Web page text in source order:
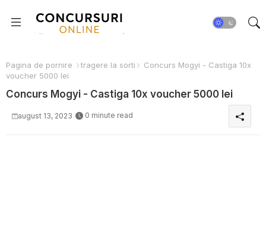
Pagina de pornire tragere la sorti
Concurs Mogyi - Castiga 10x
voucher 5000 lei
Concurs Mogyi - Castiga 10x voucher 5000 lei
august 13, 2023 0 minute read